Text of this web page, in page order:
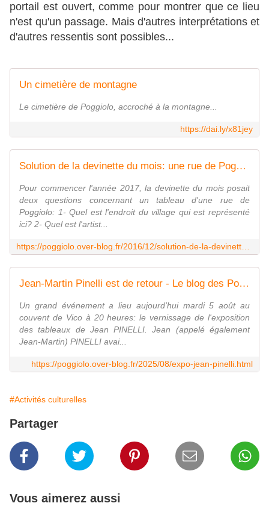
portail est ouvert, comme pour montrer que ce lieu
n'est qu'un passage. Mais d'autres interprétations et
d'autres ressentis sont possibles...
Un cimetière de montagne
Le cimetière de Poggiolo, accroché à la montagne...
https://dai.ly/x81jey
Solution de la devinette du mois: une rue de Poggiolo - Le blog des Poggiolais
Pour commencer l'année 2017, la devinette du mois posait
deux questions concernant un tableau d'une rue de
Poggiolo: 1- Quel est l'endroit du village qui est représenté
ici? 2- Quel est l'artist...
Jean-Martin Pinelli est de retour - Le blog des Poggiolais
Un grand événement a lieu aujourd'hui mardi 5 août au
couvent de Vico à 20 heures: le vernissage de l'exposition
des tableaux de Jean PINELLI. Jean (appelé également
Jean-Martin) PINELLI avai...
https://poggiolo.over-blog.fr/2025/08/expo-jean-pinelli.html
#Activités culturelles
Partager
Vous aimerez aussi